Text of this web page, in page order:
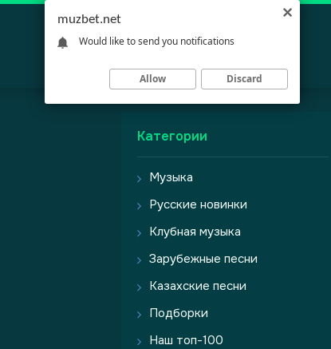
Категории
Музыка
Русские новинки
Клубная музыка
Зарубежные песни
Казахские песни
Подборки
Наш топ-100
muzbet.net
Would like to send you notifications
Allow Discard